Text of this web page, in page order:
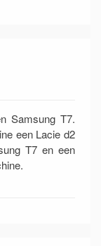
Samsung T7.
een Lacie d2
T7 en een